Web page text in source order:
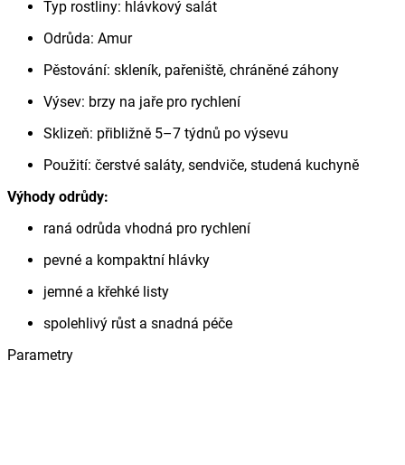
Typ rostliny: hlávkový salát
Odrůda: Amur
Pěstování: skleník, pařeniště, chráněné záhony
Výsev: brzy na jaře pro rychlení
Sklizeň: přibližně 5–7 týdnů po výsevu
Použití: čerstvé saláty, sendviče, studená kuchyně
Výhody odrůdy:
raná odrůda vhodná pro rychlení
pevné a kompaktní hlávky
jemné a křehké listy
spolehlivý růst a snadná péče
Parametry